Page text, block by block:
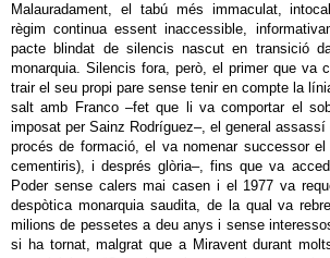
Malauradament, el tabú més immaculat,
règim continua essent inaccessible,
pacte blindat de silencis nascut en transició
monarquia. Silencis fora, però, el primer que va
trair el seu propi pare sense tenir en compte la
salt amb Franco –fet que li va comportar el
imposat per Sainz Rodríguez–, el general assassí
procés de formació, el va nomenar successor
cementiris), i després glòria–, fins que va
Poder sense calers mai casen i el 1977 va
despòtica monarquia saudita, de la qual va
milions de pessetes a deu anys i sense
si ha tornat, malgrat que a Miravent durant